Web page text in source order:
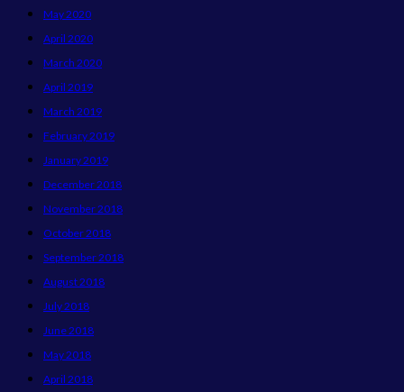
May 2020
April 2020
March 2020
April 2019
March 2019
February 2019
January 2019
December 2018
November 2018
October 2018
September 2018
August 2018
July 2018
June 2018
May 2018
April 2018